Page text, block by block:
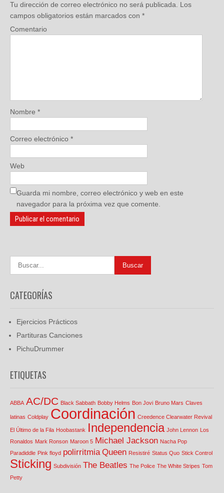
Tu dirección de correo electrónico no será publicada.
Los
campos obligatorios están marcados con *
Comentario
Nombre *
Correo electrónico *
Web
Guarda mi nombre, correo electrónico y web en este
navegador para la próxima vez que comente.
CATEGORÍAS
Ejercicios Prácticos
Partituras Canciones
PichuDrummer
ETIQUETAS
ABBA AC/DC Black Sabbath Bobby Helms Bon Jovi Bruno Mars Claves
latinas Coldplay Coordinación Creedence Clearwater Revival
El Último de la Fila Hoobastank Independencia John Lennon Los
Ronaldos Mark Ronson Maroon 5 Michael Jackson Nacha Pop
Paradiddle Pink floyd polirritmia Queen Resistiré Status Quo Stick Control
Sticking Subdivisión The Beatles The Police The White Stripes Tom
Petty